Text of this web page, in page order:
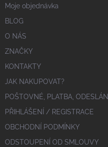
Moje objednávka
BLOG
O NÁS
ZNAČKY
KONTAKTY
JAK NAKUPOVAT?
POŠTOVNÉ, PLATBA, ODESLÁNÍ
PŘIHLÁŠENÍ / REGISTRACE
OBCHODNÍ PODMÍNKY
ODSTOUPENÍ OD SMLOUVY